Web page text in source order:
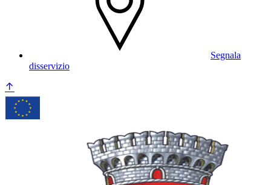
Segnala
disservizio